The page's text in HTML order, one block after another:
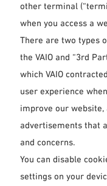
other terminal
when you access a
There are two types
the VAIO and “3rd
which VAIO
user experience
improve our
advertisements that
and concerns.
You can disable
settings on your